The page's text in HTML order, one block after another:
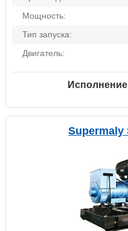
Мощность:
Тип запуска:
Двигатель:
Supermaly